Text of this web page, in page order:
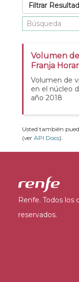
Filtrar
Volumen
Franja
Volumen de
en el núcleo
año 2018
Usted también
(ver API Docs).
Renfe. Todos los
reservados.